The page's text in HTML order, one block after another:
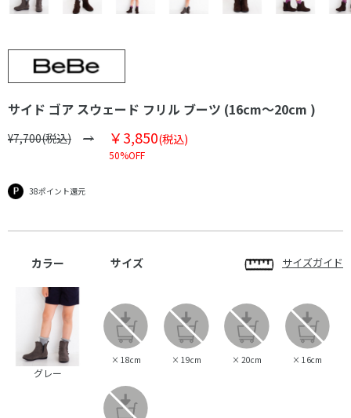
サイド ゴア スウェード フリル ブーツ (16cm～20cm )
¥7,700(税込) ￥3,850(税込)
50%OFF
38ポイント還元
カラー サイズ サイズガイド
グレー
× 18cm × 19cm × 20cm × 16cm